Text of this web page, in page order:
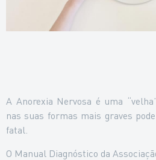
A Anorexia Nervosa é uma
nas suas formas mais graves
fatal.
O Manual Diagnóstico da